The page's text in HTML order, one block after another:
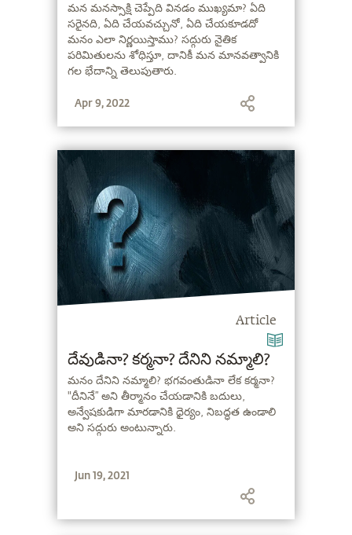
మన మనస్సాక్షి చెప్పేది వినడం ముఖ్యమా? ఏది
సరైనది, ఏది చేయవచ్చునో, ఏది చేయకూడదో
మనం ఎలా నిర్ణయిస్తాము? సద్గురు నైతిక
పరిమితులను శోధిస్తూ, దానికీ మన మానవత్వానికి
గల భేదాన్ని తెలుపుతారు.
Apr 9, 2022
Article
దేవుడినా? కర్మనా? దేనిని నమ్మాలి?
మనం దేనిని నమ్మాలి? భగవంతుడినా లేక కర్మనా?
"దీనినే” అని తీర్మానం చేయడానికి బదులు,
అన్వేషకుడిగా మారడానికి ధైర్యం, నిబద్ధత ఉండాలి
అని సద్గురు అంటున్నారు.
Jun 19, 2021